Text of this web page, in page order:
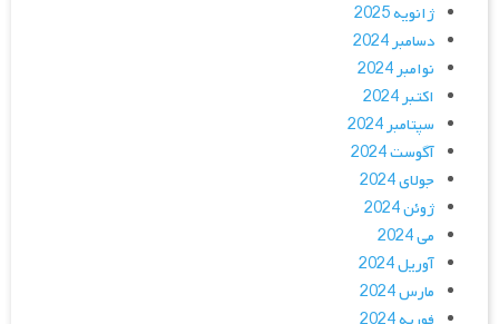
ژانویه 2025
دسامبر 2024
نوامبر 2024
اکتبر 2024
سپتامبر 2024
آگوست 2024
جولای 2024
ژوئن 2024
می 2024
آوریل 2024
مارس 2024